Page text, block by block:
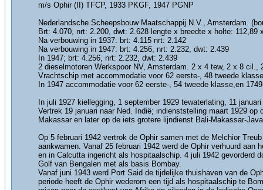
m/s Ophir (II) TFCP, 1933 PKGF, 1947 PGNP
Nederlandsche Scheepsbouw Maatschappij N.V., Amsterdam.
Brt: 4.070, nrt: 2.200, dwt: 2.628 lengte x breedte x holte: 112,89
Na verbouwing in 1937: brt: 4.115 nrt: 2.142
Na verbouwing in 1947: brt: 4.256, nrt: 2.232, dwt: 2.439
In 1947; brt: 4.256, nrt: 2.232, dwt: 2.439
2 dieselmotoren Werkspoor NV, Amsterdam. 2 x 4 tew, 2 x 8 cil.,
Vrachtschip met accommodatie voor 62 eerste-, 48 tweede
In 1947 accommodatie voor 62 eerste-, 54 tweede klasse,en
In juli 1927 kiellegging, 1 september 1929 tewaterlating, 11
Vertrek 19 januari naar Ned. Indië; indienststelling maart 1929
Makassar en later op de iets grotere lijndienst Bali-Makassar-
Op 5 februari 1942 vertrok de Ophir samen met de Melchior
aankwamen. Vanaf 25 februari 1942 werd de Ophir verhuurd
en in Calcutta ingericht als hospitaalschip. 4 juli 1942 gevorderd
Golf van Bengalen met als basis Bombay.
Vanaf juni 1943 werd Port Said de tijdelijke thuishaven van de
periode heeft de Ophir wederom een tijd als hospitaalschip te